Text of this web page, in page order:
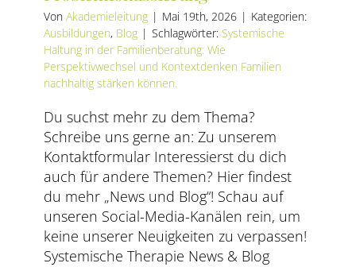
SERVICE
NACH:
Von Akademieleitung | Mai 19th, 2026 | Kategorien:
Ausbildungen, Blog | Schlagwörter: Systemische
Haltung in der Familienberatung: Wie
Perspektivwechsel und Kontextdenken Familien
nachhaltig stärken können.
Du suchst mehr zu dem Thema?
Schreibe uns gerne an: Zu unserem
Kontaktformular Interessierst du dich
auch für andere Themen? Hier findest
du mehr „News und Blog“! Schau auf
unseren Social-Media-Kanälen rein, um
keine unserer Neuigkeiten zu verpassen!
Systemische Therapie News & Blog